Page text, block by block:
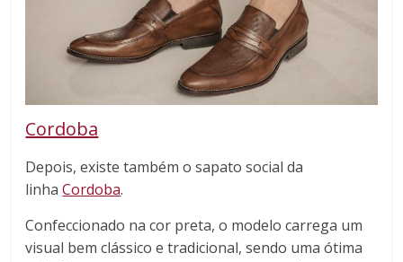
Cordoba
Depois, existe também o sapato social da
linhaCordoba.
Confeccionado na cor preta, o modelo carrega um
visual bem clássico e tradicional, sendo uma ótima